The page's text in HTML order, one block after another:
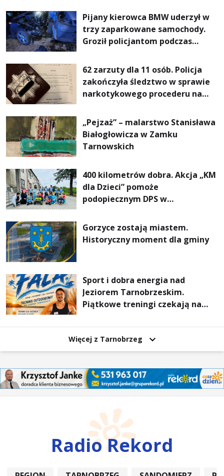
Pijany kierowca BMW uderzył w
trzy zaparkowane samochody.
Groził policjantom podczas
62 zarzuty dla 11 osób. Policja
zakończyła śledztwo w sprawie
narkotykowego procederu na
„Pejzaż” – malarstwo Stanisława
Białogłowicza w Zamku
Tarnowskich
400 kilometrów dobra. Akcja „KM
dla Dzieci” pomoże
podopiecznym DPS w
Gorzyce zostają miastem.
Historyczny moment dla gminy
Sport i dobra energia nad
Jeziorem Tarnobrzeskim.
Piątkowe treningi czekają na
Więcej z Tarnobrzeg
Radio Rekord